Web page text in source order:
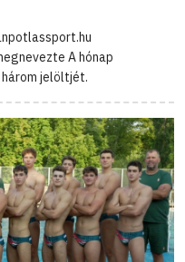
A hónap
jelöltjét.